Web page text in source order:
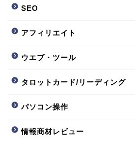
SEO
アフィリエイト
ウエブ・ツール
タロットカード/リーディング
パソコン操作
情報商材レビュー